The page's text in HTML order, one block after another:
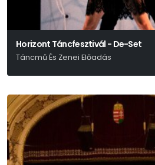
Horizont Táncfesztivál - De-Set
Táncmű És Zenei Előadás